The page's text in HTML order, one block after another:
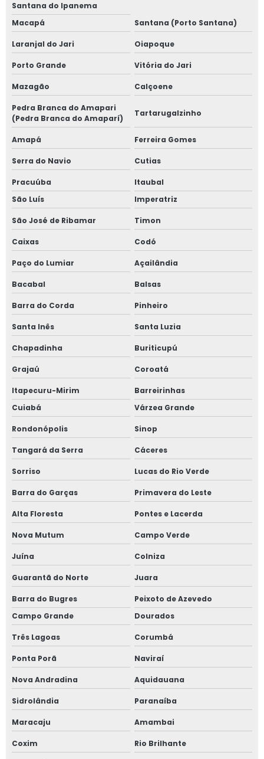
Santana do Ipanema
Macapá
Santana (Porto Santana)
Laranjal do Jari Oiapoque
Porto Grande Vitória do Jari
Mazagão Calçoene
Pedra Branca do Amapari
(Pedra Branca do Amaparí)
Tartarugalzinho
Amapá Ferreira Gomes
Serra do Navio Cutias
Pracuúba
Itaubal
São Luís
Imperatriz
São José de Ribamar Timon
Caixas Codó
Paço do Lumiar Açailândia
Bacabal Balsas
Barra do Corda Pinheiro
Santa Inês Santa Luzia
Chapadinha Buriticupú
Grajaú Coroatá
Itapecuru-Mirim
Barreirinhas
Cuiabá
Várzea Grande
Rondonópolis Sinop
Tangará da Serra Cáceres
Sorriso Lucas do Rio Verde
Barra do Garças Primavera do Leste
Alta Floresta Pontes e Lacerda
Nova Mutum Campo Verde
Juína Colniza
Guarantã do Norte Juara
Barra do Bugres
Peixoto de Azevedo
Campo Grande
Dourados
Três Lagoas Corumbá
Ponta Porã Naviraí
Nova Andradina Aquidauana
Sidrolândia Paranaíba
Maracaju Amambai
Coxim Rio Brilhante